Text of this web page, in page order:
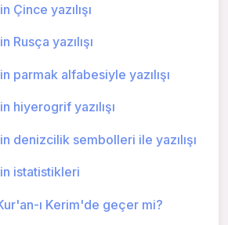
Çince yazılışı
Rusça yazılışı
parmak alfabesiyle yazılışı
hiyerogrif yazılışı
denizcilik sembolleri ile yazılışı
istatistikleri
ı Kerim'de geçer mi?